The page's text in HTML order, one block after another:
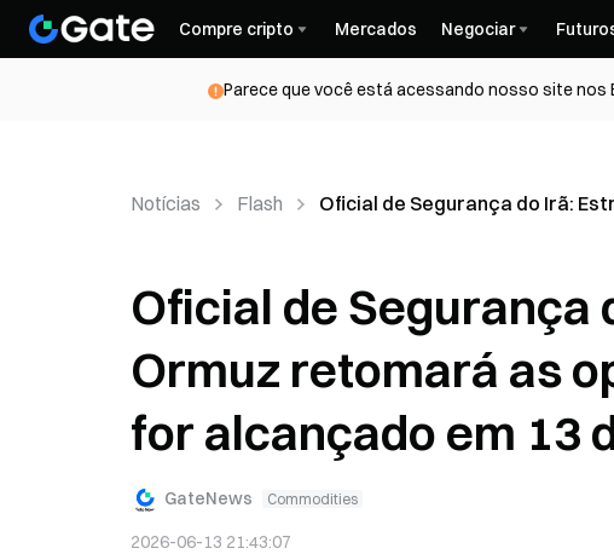
Compre cripto Mercados Negociar
Parece que você está acessando nosso site nos
Notícias Flash Oficial de Segurança do Irã:
Oficial de Segurança
Ormuz retomará as
for alcançado em 13
GateNews Commodities
2026-06-13 21:43:07